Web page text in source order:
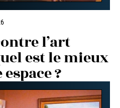
l’art
est le mieux
?